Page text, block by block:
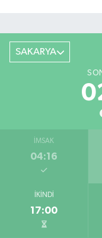
SAKARYA
İMSAK
04:16
İKINDI
17:00